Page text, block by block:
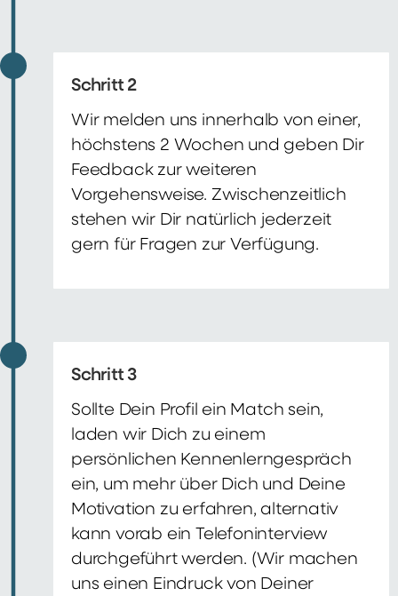
Schritt 2
Wir melden uns innerhalb von einer,
höchstens 2 Wochen und geben Dir
Feedback zur weiteren
Vorgehensweise. Zwischenzeitlich
stehen wir Dir natürlich jederzeit
gern für Fragen zur Verfügung.
Schritt 3
Sollte Dein Profil ein Match sein,
laden wir Dich zu einem
persönlichen Kennenlerngespräch
ein, um mehr über Dich und Deine
Motivation zu erfahren, alternativ
kann vorab ein Telefoninterview
durchgeführt werden. (Wir machen
uns einen Eindruck von Deiner